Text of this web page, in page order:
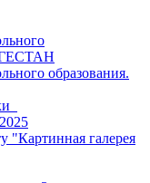
образования.
"Картинная галерея